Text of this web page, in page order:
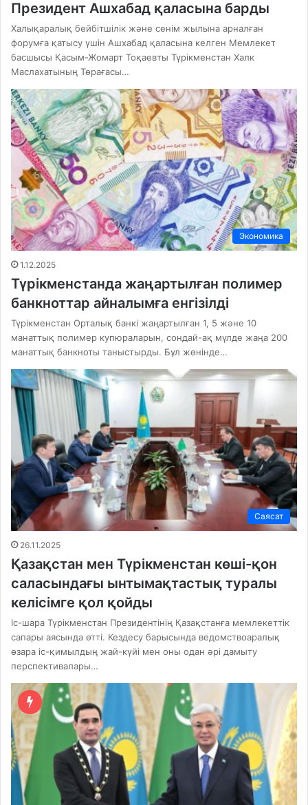
Президент Ашхабад қаласына барды
Халықаралық бейбітшілік және сенім жылына арналған
форумға қатысу үшін Ашхабад қаласына келген Мемлекет
басшысы Қасым-Жомарт Тоқаевты Түрікменстан Халк
Маслахатының Төрағасы…
Экономика
1.12.2025
Түрікменстанда жаңартылған полимер
банкноттар айналымға енгізілді
Түрікменстан Орталық банкі жаңартылған 1, 5 және 10
манаттық полимер купюраларын, сондай-ақ мүлде жаңа 200
манаттық банкноты таныстырды. Бұл жөнінде…
Саясат
26.11.2025
Қазақстан мен Түрікменстан көші-қон
саласындағы ынтымақтастық туралы
келісімге қол қойды
Іс-шара Түрікменстан Президентінің Қазақстанға мемлекеттік
сапары аясында өтті. Кездесу барысында ведомствоаралық
өзара іс-қимылдың жай-күйі мен оны одан әрі дамыту
перспективалары…